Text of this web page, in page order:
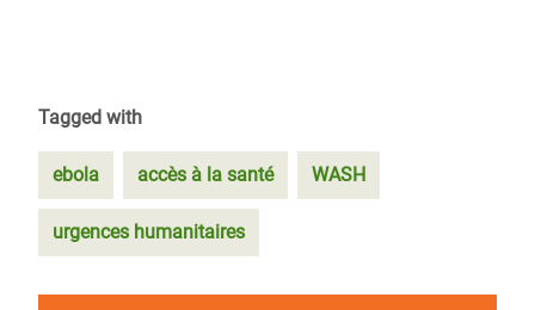
Tagged with
ebola accès à la santé WASH
urgences humanitaires